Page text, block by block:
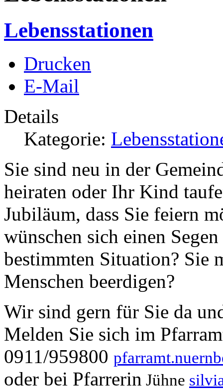
Lebensstationen
Drucken
E-Mail
Details
Kategorie:
Sie sind neu in der
heiraten oder Ihr Kind
Jubiläum, dass Sie feiern
wünschen sich einen
bestimmten Situation? Sie
Menschen beerdigen?
Wir sind gern für Sie da
Melden Sie sich im
0911/959800
oder bei Pfarrerin Jühne